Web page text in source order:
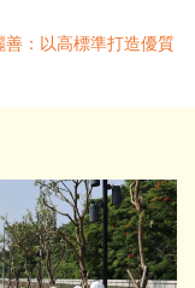
：以高標準打造優質